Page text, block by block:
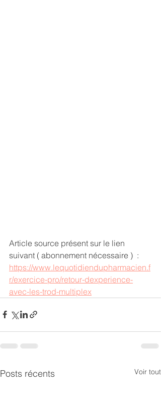
Article source présent sur le lien
suivant ( abonnement nécessaire )  :
https://www.lequotidiendupharmacien.f
r/exercice-pro/retour-dexperience-
avec-les-trod-multiplex
Posts récents Voir tout